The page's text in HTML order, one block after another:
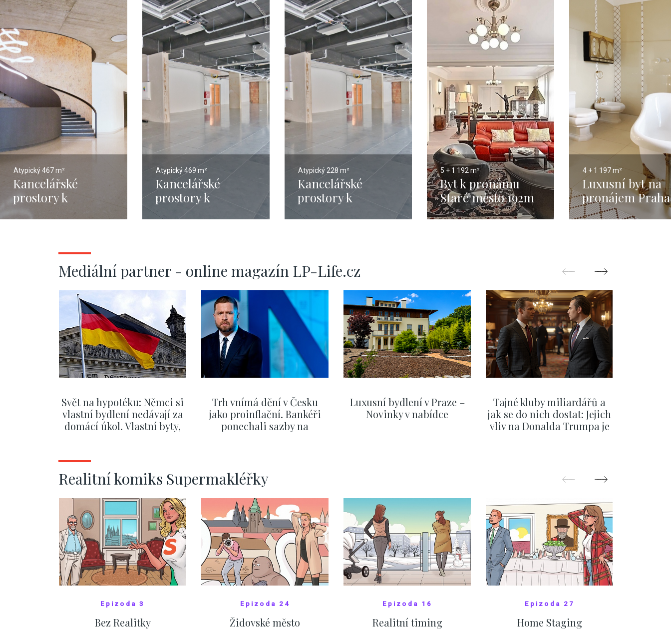
Atypický467 m²
Kancelářské
prostory k
pronájmu, Praha 5
Atypický469 m²
Kancelářské
prostory k
pronájmu, Praha 5
Atypický 228 m²
Kancelářské
prostory k
pronájmu, Praha 5
5 + 1 192 m²
Byt k pronámu
Staré město 192m
4 + 1 197 m²
Luxusní byt na
pronájem Praha
- Staré Město -
Mediální partner - online magazín LP-Life.cz
Svět na hypotéku: Němci si
vlastní bydlení nedávají za
domácí úkol. Vlastní byty,
Trh vnímá dění v Česku
jako proinflační. Bankéři
ponechali sazby na
Luxusní bydlení v Praze –
Novinky v nabídce
Tajné kluby miliardářů a
jak se do nich dostat: Jejich
vliv na Donalda Trumpa je
Realitní komiks Supermakléřky
Epizoda 3
Bez Realitky
Epizoda 24
Židovské město
Epizoda 16
Realitní timing
Epizoda 27
Home Staging